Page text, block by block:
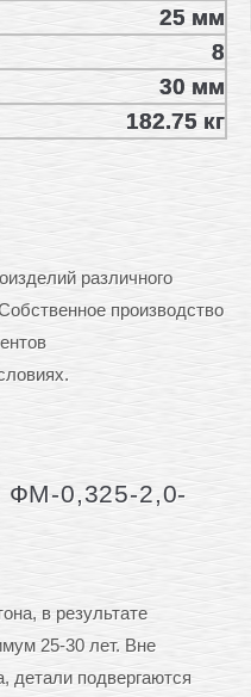
25 мм
8
30 мм
182.75 кг
различного
производство
ФМ-0,325-2,0-
в результате
25-30 лет. Вне
детали подвергаются